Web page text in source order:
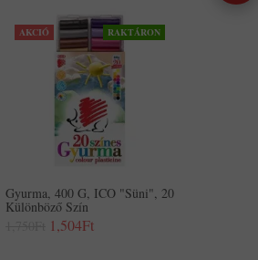
AKCIÓ RAKTÁRON
Gyurma, 400 G, ICO "Süni", 20
Különböző Szín
1,504Ft